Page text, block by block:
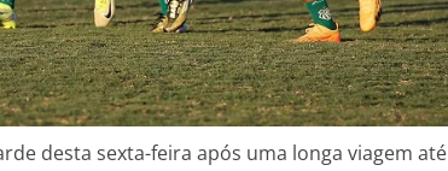
desta sexta-feira após uma longa viagem